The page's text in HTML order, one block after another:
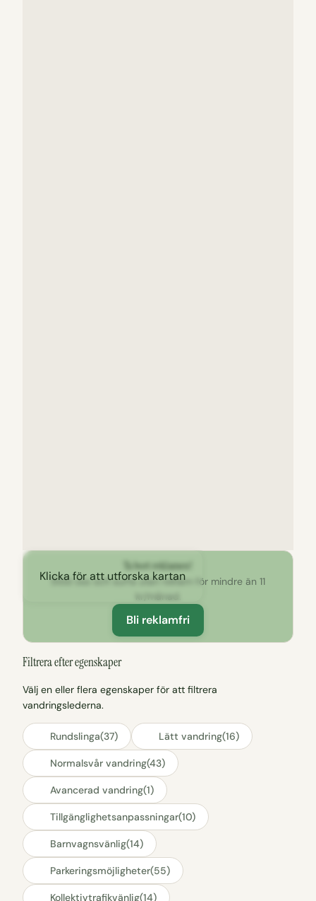
Klicka för att utforska kartan
Ta bort reklamen!
Stöd oss och surfa utan reklam för mindre än 11
kr/månad.
Bli reklamfri
Filtrera efter egenskaper
Välj en eller flera egenskaper för att filtrera
vandringslederna.
Rundslinga(37) Lätt vandring(16)
Normalsvår vandring(43)
Avancerad vandring(1)
Tillgänglighetsanpassningar(10)
Barnvagnsvänlig(14)
Parkeringsmöjligheter(55)
Kollektivtrafikvänlig(14)